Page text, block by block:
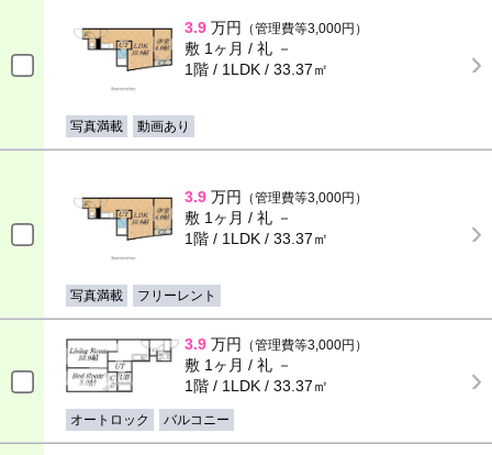
3.9 万円 （管理費等3,000円）
敷 1ヶ月 / 礼 －
1階 / 1LDK / 33.37㎡
写真満載 動画あり
3.9 万円 （管理費等3,000円）
敷 1ヶ月 / 礼 －
1階 / 1LDK / 33.37㎡
写真満載 フリーレント
3.9 万円 （管理費等3,000円）
敷 1ヶ月 / 礼 －
1階 / 1LDK / 33.37㎡
オートロック バルコニー